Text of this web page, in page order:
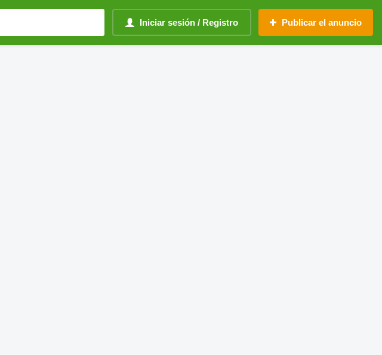
Iniciar sesión / Registro Publicar el anuncio